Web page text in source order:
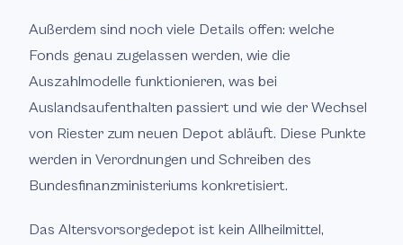
Außerdem sind noch viele Details offen: welche
Fonds genau zugelassen werden, wie die
Auszahlmodelle funktionieren, was bei
Auslandsaufenthalten passiert und wie der Wechsel
von Riester zum neuen Depot abläuft. Diese Punkte
werden in Verordnungen und Schreiben des
Bundesfinanzministeriums konkretisiert.
Das Altersvorsorgedepot ist kein Allheilmittel,